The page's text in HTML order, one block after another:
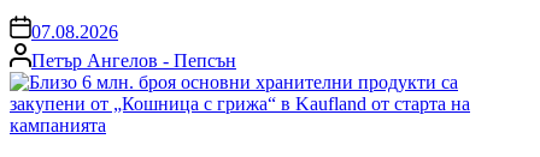
on07.08.2026
Posted
by
Петър Ангелов - Пепсън